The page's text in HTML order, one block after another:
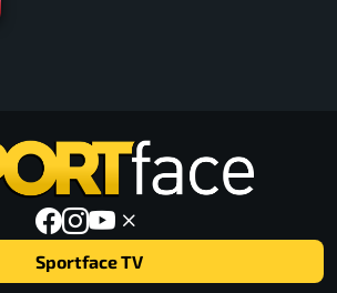
Sportface TV